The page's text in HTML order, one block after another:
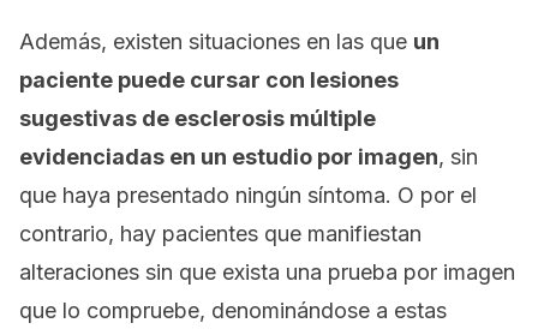
Además, existen situaciones en las que un
paciente puede cursar con lesiones
sugestivas de esclerosis múltiple
evidenciadas en un estudio por imagen, sin
que haya presentado ningún síntoma. O por el
contrario, hay pacientes que manifiestan
alteraciones sin que exista una prueba por imagen
que lo compruebe, denominándose a estas